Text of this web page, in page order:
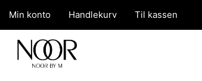
Min konto Handlekurv Til kassen